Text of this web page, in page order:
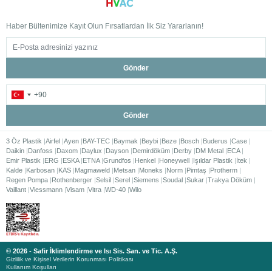
Haber Bültenimize Kayıt Olun Fırsatlardan İlk Siz Yararlanın!
Gönder
Gönder
3 Öz Plastik Airfel Ayen BAY-TEC Baymak Beybi Beze Bosch Buderus Case
Daikin Danfoss Daxom Daylux Dayson Demirdöküm Derby DM Metal ECA
Emir Plastik
ERG ESKA ETNA Grundfos Henkel Honeywell Işıldar Plastik
İtek
Kalde Karbosan KAS Magmaweld Metsan Moneks Norm Pimtaş
Protherm
Regen Pompa Rothenberger Selsil Serel Siemens Soudal Sukar Trakya Döküm
Vaillant Viessmann Visam Vitra WD-40 Wilo
© 2026 - Safir İklimlendirme ve Isı Sis. San. ve Tic. A.Ş.
Gizlilik ve Kişisel Verilerin Korunması Politikası
Kullanım Koşulları